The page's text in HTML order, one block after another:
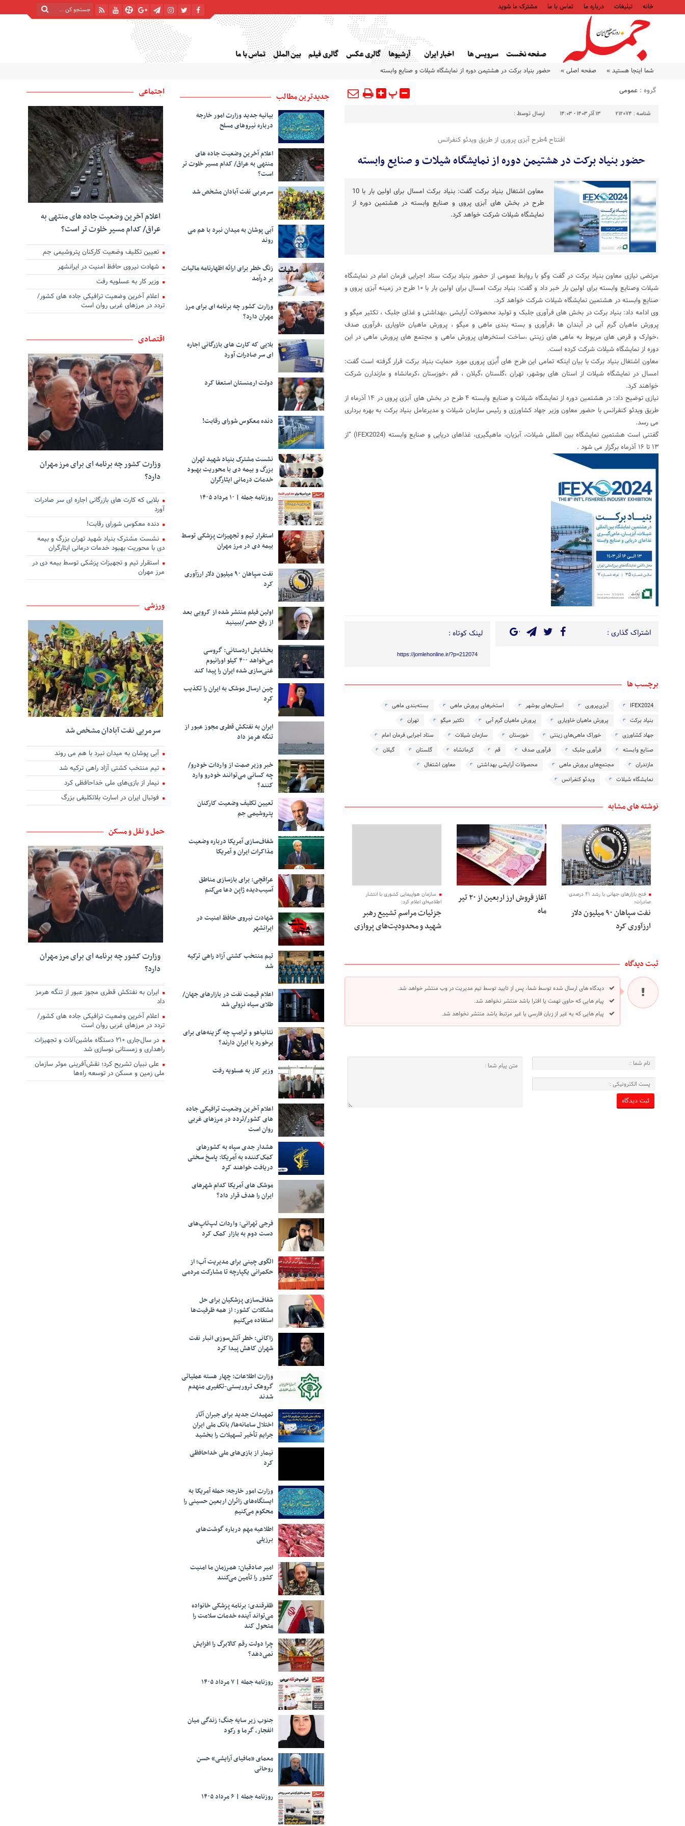
خانه تبلیغات درباره ما تماس با ما مشترک ما شوید
صفحه نخست سرویس ها اخبار ایران آرشیوها گالری عکس گالری فیلم بین الملل تماس با ما شنبه, ۱۷ مرداد , ۱۴۰۵
شما اینجا هستید » صفحه اصلی » حضور بنیاد برکت در هشتیمن دوره از نمایشگاه شیلات و صنایع وابسته
گروه : عمومی پ
شناسه : 212074 ۱۳ آذر ۱۴۰۳ - ۱۴:۰۳ ارسال توسط :
افتتاح 4طرح آبزی پروری از طریق ویدئو کنفرانس
حضور بنیاد برکت در هشتیمن دوره از نمایشگاه شیلات و صنایع وابسته
معاون اشتغال بنیاد برکت گفت: بنیاد برکت امسال برای اولین بار با 10
طرح در بخش های آبزی پروی و صنایع وابسته در هشتمین دوره از
نمایشگاه شیلات شرکت خواهد کرد.
مرتضی نیازی معاون بنیاد برکت در گفت وگو با روابط عمومی از حضور بنیاد برکت ستاد اجرایی فرمان امام در نمایشگاه
شیلات وصنایع وابسته برای اولین بار خبر داد و گفت: بنیاد برکت امسال برای اولین بار با ۱۰ طرح در زمینه آبزی پروی و
صنایع وابسته در هشتمین نمایشگاه شیلات شرکت خواهد کرد.
وی ادامه داد: بنیاد برکت در بخش های فرآوری جلبک و تولید محصولات آرایشی ،بهداشتی و غذای جلبک ، تکثیر میگو و
پرورش ماهیان گرم آبی در آبندان ها ،فرآوری و بسته بندی ماهی و میگو ، پرورش ماهیان خاویاری ،فرآوری صدف
،خوارک و قرص های مربوط به ماهی های زینتی ،ساخت استخرهای پرورش ماهی و مجتمع های پرورش ماهی در این
دوره از نمایشگاه شیلات شرکت کرده است.
معاون اشتغال بنیاد برکت با بیان اینکه تمامی این طرح های آّبزی پروری مورد حمایت بنیاد برکت قرار گرفته است گفت:
امسال در نمایشگاه شیلات از استان های بوشهر، تهران ،گلستان ،گیلان ، قم ،خوزستان ،کرمانشاه و مازندارن شرکت
خواهند کرد.
نیازی توضیح داد: در هشتمین دوره از نمایشگاه شیلات و صنایع وابسته ۴ طرح در بخش های آبزی پروی در ۱۴ آذرماه از
طریق ویدئو کنفرانس با حضور معاون وزیر جهاد کشاورزی و رئیس سازمان شیلات و مدیرعامل بنیاد برکت به بهره برداری
می رسد.
گفتنی است هشتمین نمایشگاه بین المللی شیلات، آبزیان، ماهیگیری، غذاهای دریایی و صنایع وابسته (IFEX2024) “از
۱۳ تا ۱۶ آذرماه برگزار می شود .
اشتراک گذاری : لینک کوتاه :
https://jomlehonline.ir/?p=212074
برچسب ها
IFEX2024 آبزی‌پروری استان‌های بوشهر استخرهای پرورش ماهی
بسته‌بندی ماهی
بنیاد برکت
پرورش ماهیان خاویاری پرورش ماهیان گرم آبی تکثیر میگو
تهران
جهاد کشاورزی
خوراک ماهی‌های زینتی خوزستان سازمان شیلات
ستاد اجرایی فرمان امام
صنایع وابسته
فرآوری جلبک فرآوری صدف قم کرمانشاه گلستان
گیلان
مازندران
مجتمع‌های پرورش ماهی محصولات آرایشی بهداشتی
معاون اشتغال
نمایشگاه شیلات
ویدئو کنفرانس
نوشته های مشابه
فتح بازارهای جهانی با رشد ۴۱ درصدی
صادرات؛
نفت سپاهان ۹۰ میلیون دلار
ارزآوری کرد
آغاز فروش ارز اربعین از ۲۰ تیر
ماه
سازمان هواپیمایی کشوری با انتشار
اطلاعیه‌ای اعلام کرد:
جزئیات مراسم تشییع رهبر
شهید و محدودیت‌های پروازی
ثبت دیدگاه
دیدگاه های ارسال شده توسط شما، پس از تایید توسط تیم مدیریت در وب منتشر خواهد شد.
پیام هایی که حاوی تهمت یا افترا باشد منتشر نخواهد شد.
پیام هایی که به غیر از زبان فارسی یا غیر مرتبط باشد منتشر نخواهد شد.
جدیدترین مطالب
بیانیه جدید وزارت امور خارجه
درباره نیروهای مسلح
اعلام آخرین وضعیت جاده های
منتهی به عراق/ کدام مسیر خلوت تر
است؟
سرمربی نفت آبادان مشخص شد
آبی پوشان به میدان نبرد با هم می
روند
زنگ خطر برای ارائه اظهارنامه مالیات
بر درآمد
وزارت کشور چه برنامه ای برای مرز
مهران دارد؟
بلایی که کارت های بازرگانی اجاره
ای سر صادرات آورد
دولت ارمنستان استعفا کرد
دنده معکوس شورای رقابت!
نشست مشترک بنیاد شهید تهران
بزرگ و بیمه دی با محوریت بهبود
خدمات درمانی ایثارگران
روزنامه جمله | ۱۰ مرداد ۱۴۰۵
استقرار تیم و تجهیزات پزشکی توسط
بیمه دی در مرز مهران
نفت سپاهان ۹۰ میلیون دلار ارزآوری
کرد
اولین فیلم منتشر شده از کروبی بعد
از رفع حصر/ببینید
بخشایش اردستانی: گروسی
می‌خواهد ۴۰۰ کیلو اورانیوم
غنی‌سازی شده ایران را پیدا کند
چین ارسال موشک به ایران را تکذیب
کرد
ایران به نفتکش قطری مجوز عبور از
تنگه هرمز داد
خبر وزیر صمت از واردات خودرو/
چه کسانی می‌توانند خودرو وارد
کنند؟
تعیین تکلیف وضعیت کارکنان
پتروشیمی جم
شفاف‌سازی آمریکا درباره وضعیت
مذاکرات ایران و آمریکا
عراقچی: برای بازسازی مناطق
آسیب‌دیده ژاپن دعا می‌کنم
شهادت نیروی حافظ امنیت در
ایرانشهر
تیم منتخب کشتی آزاد راهی ترکیه
شد
اعلام قیمت نفت در بازارهای جهان/
طلای سیاه نزولی شد
نتانیاهو و ترامپ چه گزینه‌های برای
برخورد با ایران دارند؟
وزیر کار به عسلویه رفت
اعلام آخرین وضعیت ترافیکی جاده
های کشور/تردد در مرزهای غربی
روان است
هشدار جدی سپاه به کشورهای
کمک‌کننده به آمریکا: پاسخ سختی
دریافت خواهند کرد
موشک های آمریکا کدام شهرهای
ایران را هدف قرار داد؟
فرجی تهرانی: واردات لپ‌تاپ‌های
دست دوم به بازار کمک کرد
الگوی چینی برای مدیریت آب؛ از
حکمرانی یکپارچه تا مشارکت مردمی
شفاف‌سازی پزشکیان برای حل
مشکلات کشور: از همه ظرفیت‌ها
استفاده می‌کنیم
زاکانی: خطر آتش‌سوزی انبار نفت
شهران کاهش پیدا کرد
وزارت اطلاعات: چهار هسته‌ عملیاتی
گروهک‌ تروریستی-تکفیری منهدم
شدند
تمهیدات جدید برای جبران آثار
اختلال سامانه‌ها/ بانک ملی ایران
جرایم تأخیر تسهیلات را بخشید
نیمار از بازی‌های ملی خداحافظی
کرد
وزارت امور خارجه: حمله آمریکا به
ایستگاه‌های زائران اربعین حسینی را
محکوم می‌کنیم
اطلاعیه مهم درباره گوشت‌های
برزیلی
امیر صادقیان: همرزمان ما امنیت
کشور را تأمین می‌کنند
ظفرقندی: برنامه پزشکی خانواده
می‌تواند آینده خدمات سلامت را
متحول کند
چرا دولت رقم کالابرگ را افزایش
نمی‌دهد؟
روزنامه جمله | ۷ مرداد ۱۴۰۵
جنوب زیر سایه جنگ؛ زندگی میان
انفجار، گرما و رکود
معمای «مافیای آرایشی» حسن
روحانی
روزنامه جمله | ۶ مرداد ۱۴۰۵
اجتماعی
اعلام آخرین وضعیت جاده های منتهی به
عراق/ کدام مسیر خلوت تر است؟
تعیین تکلیف وضعیت کارکنان پتروشیمی جم
شهادت نیروی حافظ امنیت در ایرانشهر
وزیر کار به عسلویه رفت
اعلام آخرین وضعیت ترافیکی جاده های کشور/
تردد در مرزهای غربی روان است
اقتصادی
وزارت کشور چه برنامه ای برای مرز مهران
دارد؟
بلایی که کارت های بازرگانی اجاره ای سر صادرات
آورد
دنده معکوس شورای رقابت!
نشست مشترک بنیاد شهید تهران بزرگ و بیمه
دی با محوریت بهبود خدمات درمانی ایثارگران
استقرار تیم و تجهیزات پزشکی توسط بیمه دی در
مرز مهران
ورزشی
سرمربی نفت آبادان مشخص شد
آبی پوشان به میدان نبرد با هم می روند
تیم منتخب کشتی آزاد راهی ترکیه شد
نیمار از بازی‌های ملی خداحافظی کرد
فوتبال ایران در اسارت بلاتکلیفی بزرگ
حمل و نقل و مسکن
وزارت کشور چه برنامه ای برای مرز مهران
دارد؟
ایران به نفتکش قطری مجوز عبور از تنگه هرمز
داد
اعلام آخرین وضعیت ترافیکی جاده های کشور/
تردد در مرزهای غربی روان است
در سال‌جاری ۲۱۰ دستگاه ماشین‌آلات و تجهیزات
راهداری و زمستانی نوسازی شد
علی نبیان تشریح کرد؛ نقش‌آفرینی موثر سازمان
ملی زمین و مسکن در توسعه راه‌ها